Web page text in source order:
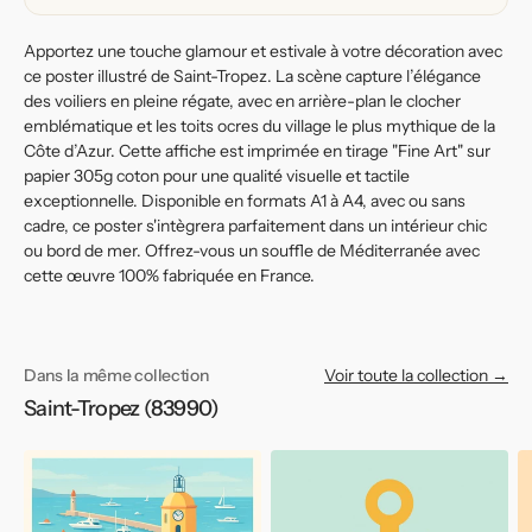
Apportez une touche glamour et estivale à votre décoration avec
ce poster illustré de Saint-Tropez. La scène capture l’élégance
des voiliers en pleine régate, avec en arrière-plan le clocher
emblématique et les toits ocres du village le plus mythique de la
Côte d’Azur. Cette affiche est imprimée en tirage "Fine Art" sur
papier 305g coton pour une qualité visuelle et tactile
exceptionnelle. Disponible en formats A1 à A4, avec ou sans
cadre, ce poster s'intègrera parfaitement dans un intérieur chic
ou bord de mer. Offrez-vous un souffle de Méditerranée avec
cette œuvre 100% fabriquée en France.
Dans la même collection
Saint-Tropez (83990)
Voir toute la collection →
Affiche
de
Saint-